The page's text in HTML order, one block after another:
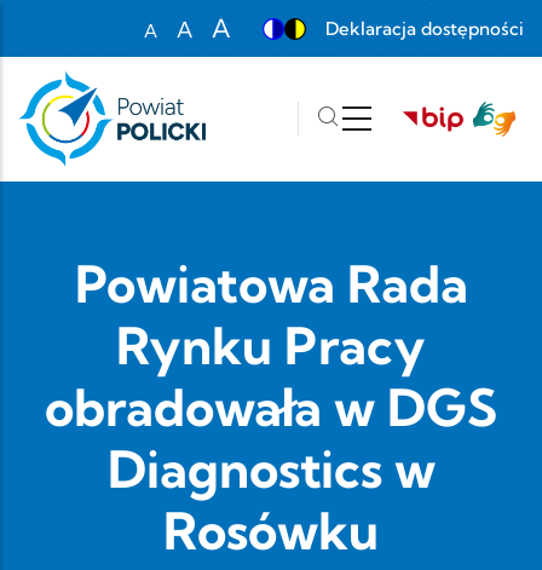
A
Set font size to 100%
A
A
Deklaracja dostępności
Powiatowa Rada
Rynku Pracy
obradowała w DGS
Diagnostics w
Rosówku